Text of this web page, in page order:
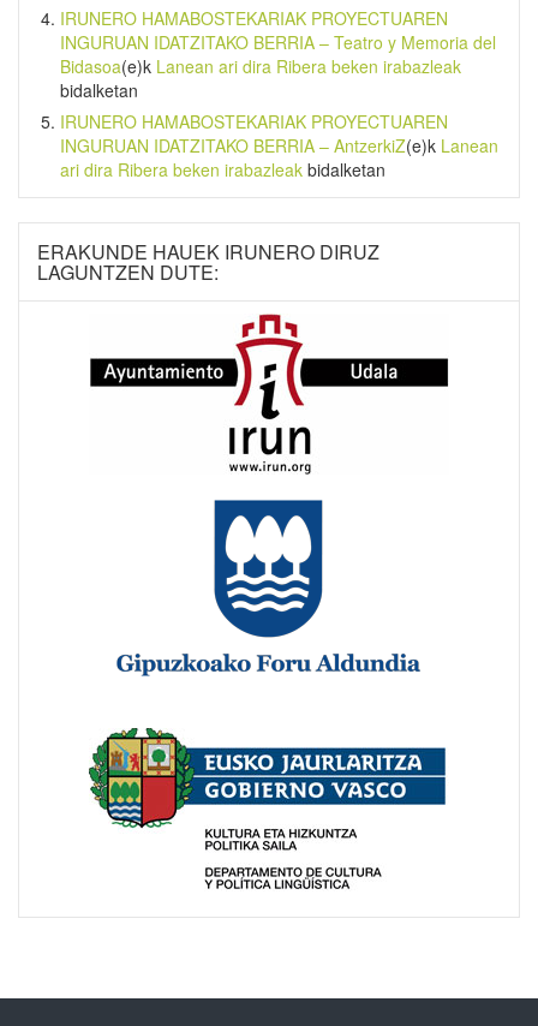
IRUNERO HAMABOSTEKARIAK PROYECTUAREN
INGURUAN IDATZITAKO BERRIA – Teatro y Memoria del
Bidasoa(e)k Lanean ari dira Ribera beken irabazleak
bidalketan
IRUNERO HAMABOSTEKARIAK PROYECTUAREN
INGURUAN IDATZITAKO BERRIA – AntzerkiZ(e)k Lanean
ari dira Ribera beken irabazleak bidalketan
ERAKUNDE HAUEK IRUNERO DIRUZ
LAGUNTZEN DUTE: